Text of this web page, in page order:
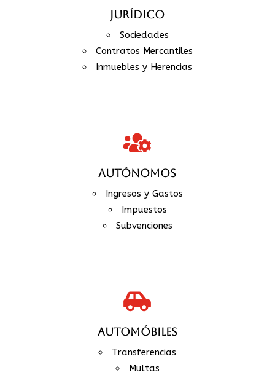
JURÍDICO
Sociedades
Contratos Mercantiles
Inmuebles y Herencias

AUTÓNOMOS
Ingresos y Gastos
Impuestos
Subvenciones

AUTOMÓBILES
Transferencias
Multas